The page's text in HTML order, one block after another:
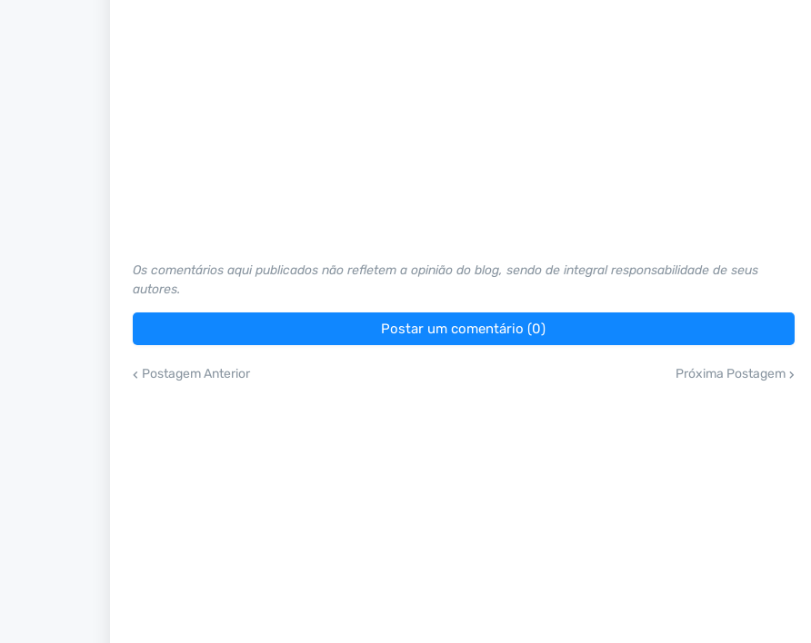
Os comentários aqui publicados não refletem a opinião do blog, sendo de integral responsabilidade de seus
autores.
Postar um comentário (0)
Postagem Anterior Próxima Postagem